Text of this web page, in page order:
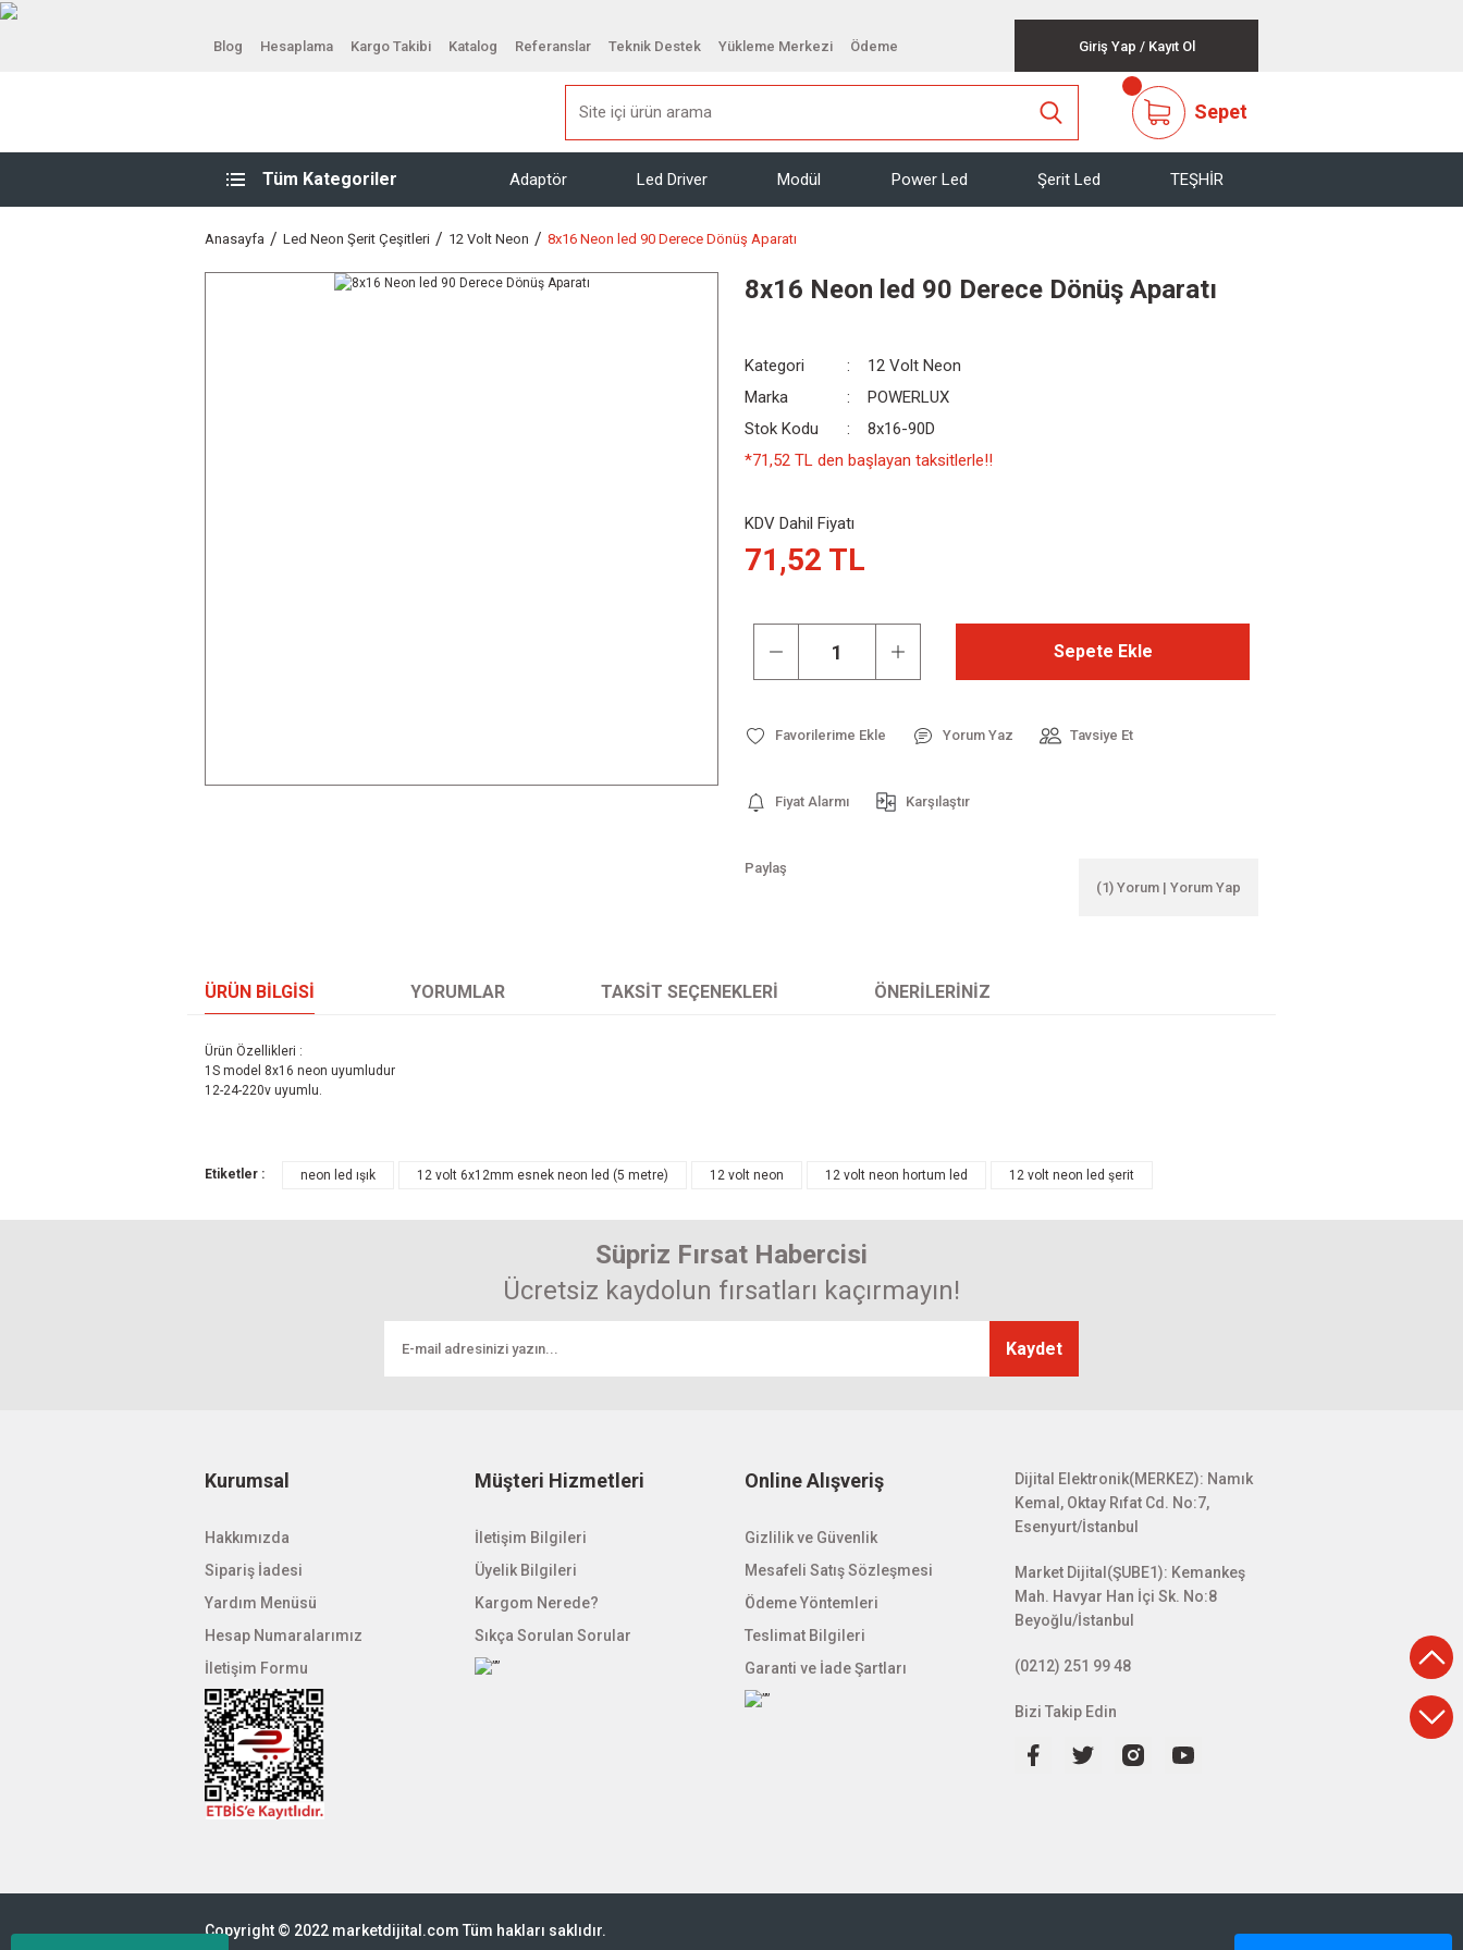
Blog Hesaplama Kargo Takibi Katalog Referanslar Teknik Destek Yükleme Merkezi Ödeme Giriş Yap / Kayıt Ol
Sepet
Tüm Kategoriler Adaptör Led Driver Modül Power Led Şerit Led TEŞHİR
Anasayfa Led Neon Şerit Çeşitleri 12 Volt Neon 8x16 Neon led 90 Derece Dönüş Aparatı
8x16 Neon led 90 Derece Dönüş Aparatı
Kategori
12 Volt Neon
Marka
POWERLUX
Stok Kodu
8x16-90D
*71,52 TL den başlayan taksitlerle!!
KDV Dahil Fiyatı
71,52 TL
Sepete Ekle
Yorum Yaz Tavsiye Et
Fiyat Alarmı Karşılaştır
Paylaş
(1) Yorum | Yorum Yap
ÜRÜN BILGISI YORUMLAR TAKSIT SEÇENEKLERI ÖNERILERINIZ
Ürün Özellikleri :
1S model 8x16 neon uyumludur
12-24-220v uyumlu.
Görüş ve önerileriniz için teşekkür ederiz.
Etiketler : neon led ışık 12 volt 6x12mm esnek neon led (5 metre) 12 volt neon 12 volt neon hortum led 12 volt neon led şerit
Süpriz Fırsat Habercisi
Ücretsiz kaydolun fırsatları kaçırmayın!
Kaydet
Kurumsal
Hakkımızda
Sipariş İadesi
Yardım Menüsü
Hesap Numaralarımız
İletişim Formu
Müşteri Hizmetleri
İletişim Bilgileri
Üyelik Bilgileri
Kargom Nerede?
Sıkça Sorulan Sorular
Online Alışveriş
Gizlilik ve Güvenlik
Mesafeli Satış Sözleşmesi
Ödeme Yöntemleri
Teslimat Bilgileri
Garanti ve İade Şartları
Dijital Elektronik(MERKEZ): Namık
Kemal, Oktay Rıfat Cd. No:7,
Esenyurt/İstanbul
Market Dijital(ŞUBE1): Kemankeş
Mah. Havyar Han İçi Sk. No:8
Beyoğlu/İstanbul
(0212) 251 99 48
Bizi Takip Edin
Copyright © 2022 marketdijital.com Tüm hakları saklıdır.